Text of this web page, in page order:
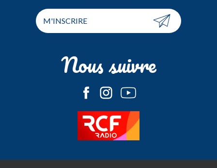
M'INSCRIRE
Nous suivre